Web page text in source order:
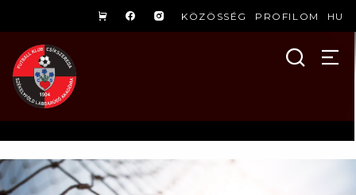
KÖZÖSSÉG PROFILOM HU